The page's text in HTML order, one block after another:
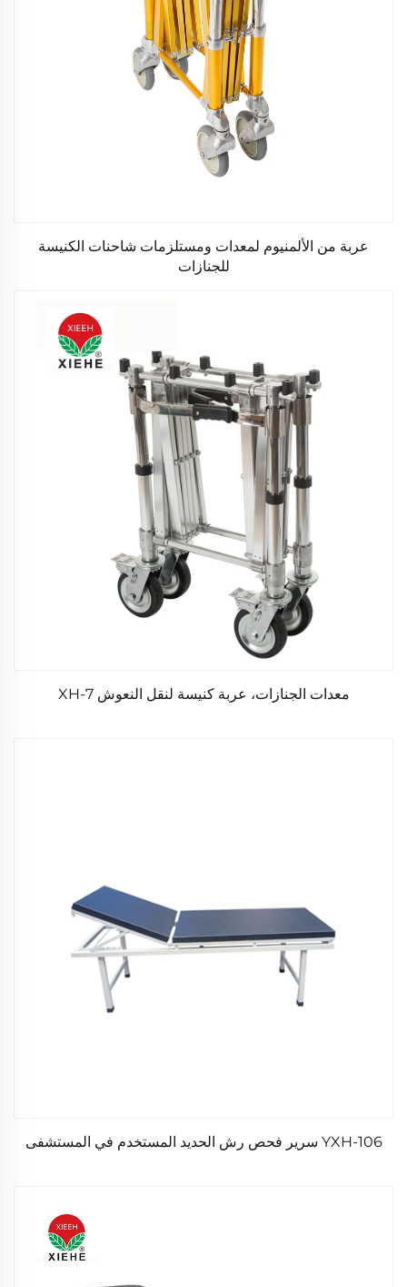
عربة من الألمنيوم لمعدات ومستلزمات شاحنات الكنيسة
للجنازات
معدات الجنازات، عربة كنيسة لنقل النعوش XH-7
YXH-106 سرير فحص رش الحديد المستخدم في المستشفى